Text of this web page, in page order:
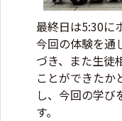
最終日は5:30に
今回の体験を通
づき、また生徒
ことができたか
し、今回の学び
す。